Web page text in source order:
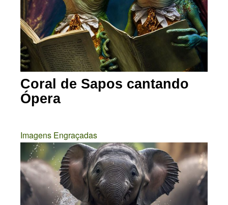
Coral de Sapos cantando
Ópera
Imagens Engraçadas